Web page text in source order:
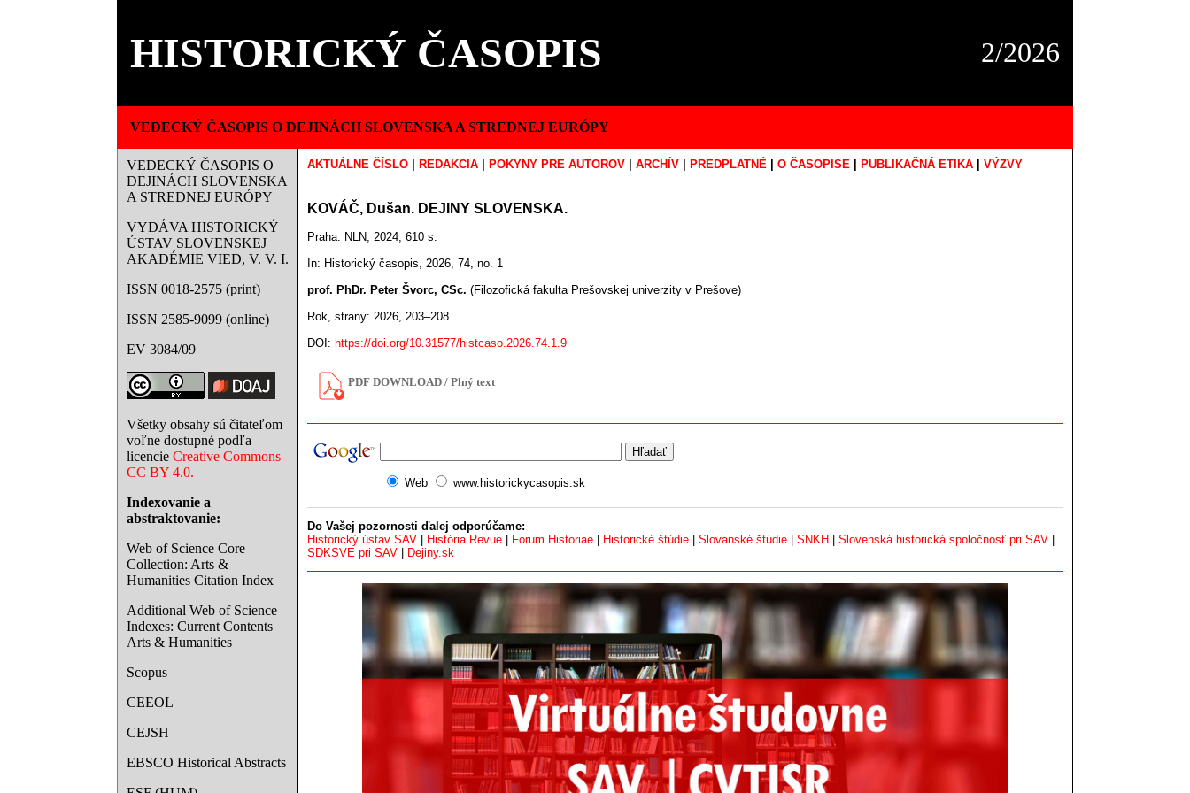
HISTORICKÝ ČASOPIS 2/2026
VEDECKÝ ČASOPIS O DEJINÁCH SLOVENSKA A STREDNEJ EURÓPY
VEDECKÝ ČASOPIS O
DEJINÁCH SLOVENSKA
A STREDNEJ EURÓPY
VYDÁVA HISTORICKÝ
ÚSTAV SLOVENSKEJ
AKADÉMIE VIED, V. V. I.
ISSN 0018-2575 (print)
ISSN 2585-9099 (online)
EV 3084/09
Všetky obsahy sú čitateľom
voľne dostupné podľa
licencie Creative Commons
CC BY 4.0.
Indexovanie a
abstraktovanie:
Web of Science Core
Collection: Arts &
Humanities Citation Index
Additional Web of Science
Indexes: Current Contents
Arts & Humanities
Scopus
CEEOL
CEJSH
EBSCO Historical Abstracts
AKTUÁLNE ČÍSLO REDAKCIA POKYNY PRE AUTOROV ARCHÍV PREDPLATNÉ O ČASOPISE PUBLIKAČNÁ ETIKA VÝZVY
KOVÁČ, Dušan. DEJINY SLOVENSKA.
Praha: NLN, 2024, 610 s.
In: Historický časopis, 2026, 74, no. 1
prof. PhDr. Peter Švorc, CSc. (Filozofická fakulta Prešovskej univerzity v Prešove)
Rok, strany: 2026, 203–208
DOI: https://doi.org/10.31577/histcaso.2026.74.1.9
PDF DOWNLOAD / Plný text
Web www.historickycasopis.sk
Do Vašej pozornosti ďalej odporúčame:
Historický ústav SAV
História Revue Forum Historiae Historické štúdie Slovanské štúdie SNKH Slovenská historická spoločnosť pri SAV
SDKSVE pri SAV
Dejiny.sk